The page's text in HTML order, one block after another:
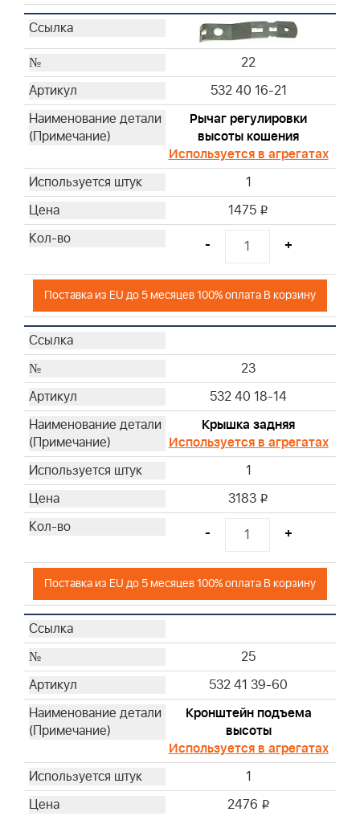
22
532 40 16-21
Рычаг регулировки
высоты кошения
Используется в агрегатах
1
1475 i
- +
Поставка из EU до 5 месяцев 100% оплата В корзину
23
532 40 18-14
Крышка задняя
Используется в агрегатах
1
3183 i
- +
Поставка из EU до 5 месяцев 100% оплата В корзину
25
532 41 39-60
Кронштейн подъема
высоты
Используется в агрегатах
1
2476 i